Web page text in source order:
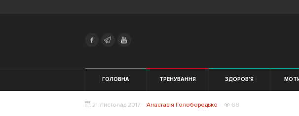
ГОЛОВНА ТРЕНУВАННЯ ЗДОРОВ'Я
21 Листопад 2017 Анастасія Голобородько 68